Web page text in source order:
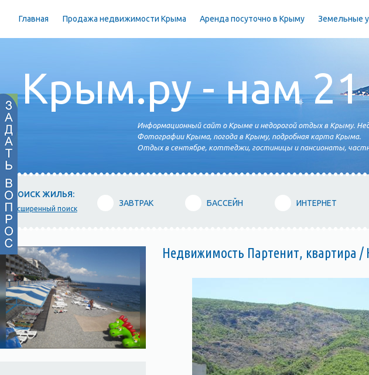
Главная Продажа недвижимости Крыма Аренда посуточно в Крыму Земельные
Крым.ру - нам 21
Информационный сайт о Крыме и недорогой отдых в Крыму.
Фотографии Крыма, погода в Крыму, подробная карта Крыма.
Отдых в сентябре, коттеджи, гостиницы и пансионаты,
ПОИСК ЖИЛЬЯ:
расширенный поиск
ЗАВТРАК БАССЕЙН ИНТЕРНЕТ
Недвижимость Партенит, квартира